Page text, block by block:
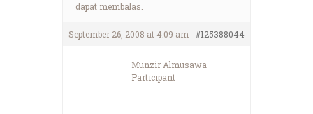
dapat membalas.
September 26, 2008 at 4:09 am #125388044
Munzir Almusawa
Participant